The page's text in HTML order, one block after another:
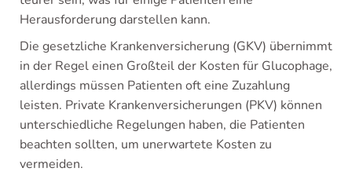
Herausforderung darstellen kann.
Die gesetzliche Krankenversicherung (GKV) übernimmt
in der Regel einen Großteil der Kosten für Glucophage,
allerdings müssen Patienten oft eine Zuzahlung
leisten. Private Krankenversicherungen (PKV) können
unterschiedliche Regelungen haben, die Patienten
beachten sollten, um unerwartete Kosten zu
vermeiden.